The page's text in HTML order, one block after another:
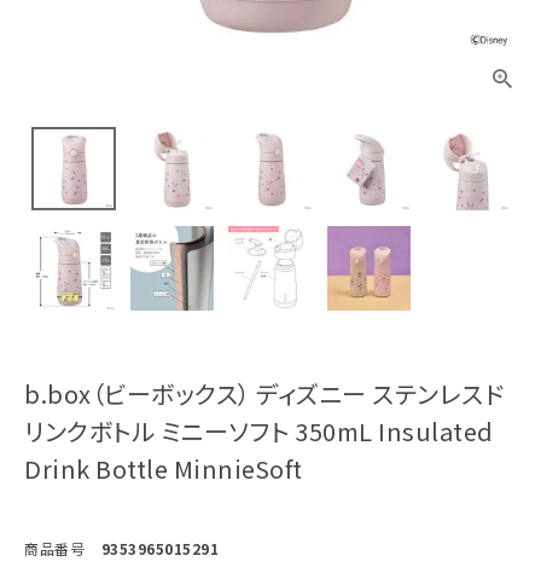
b.box（ビーボックス） ディズニー ステンレスド
リンクボトル ミニーソフト 350mL Insulated
Drink Bottle MinnieSoft
商品番号 9353965015291